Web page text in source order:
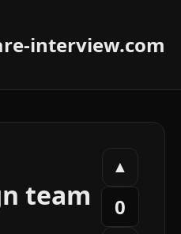
interview.com
team
▲
0